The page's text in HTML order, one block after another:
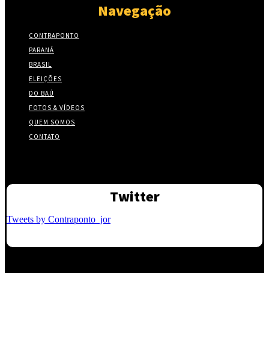
Navegação
CONTRAPONTO
PARANÁ
BRASIL
ELEIÇÕES
DO BAÚ
FOTOS & VÍDEOS
QUEM SOMOS
CONTATO
Twitter
Tweets by Contraponto_jor